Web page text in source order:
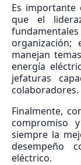
Es importante
que el
manejan
energía
jefaturas
colaboradores.
Finalmente,
compromiso
siempre la
desempeño
eléctrico.